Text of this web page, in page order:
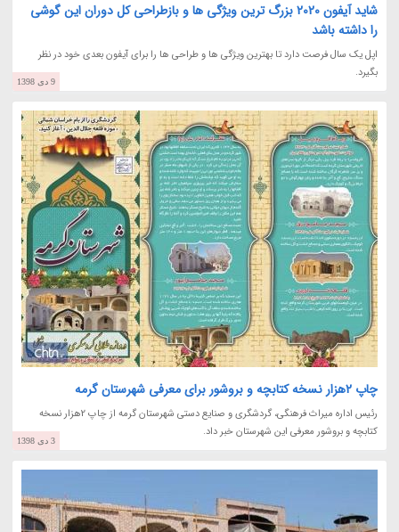
شاید آیفون 2020 بزرگ ترین ویژگی ها و بازطراحی کل دوران این گوشی
را داشته باشد
اپل یک سال فرصت دارد تا بهترین ویژگی ها و طراحی ها را برای آیفون بعدی خود در نظر
بگیرد.
9 دی 1398
چاپ 2هزار نسخه کتابچه و بروشور برای معرفی شهرستان گرمه
رئیس اداره میراث فرهنگی، گردشگری و صنایع دستی شهرستان گرمه از چاپ 2هزار نسخه
کتابچه و بروشور معرفی این شهرستان خبر داد.
3 دی 1398